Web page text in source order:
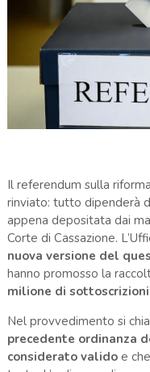
Il referendum sulla
rinviato: tutto dipenderà
appena depositata dai
Corte di Cassazione.
nuova versione del
hanno promosso la
milione di sottoscrizioni
Nel provvedimento si
precedente ordinanza
considerato validoe che